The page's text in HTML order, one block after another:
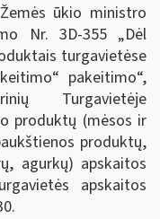
ūkio ministro
Nr. 3D-355 „Dėl
turgavietėse
pakeitimo“,
Turgavietėje
produktų (mėsos ir
produktų,
agurkų) apskaitos
apskaitos